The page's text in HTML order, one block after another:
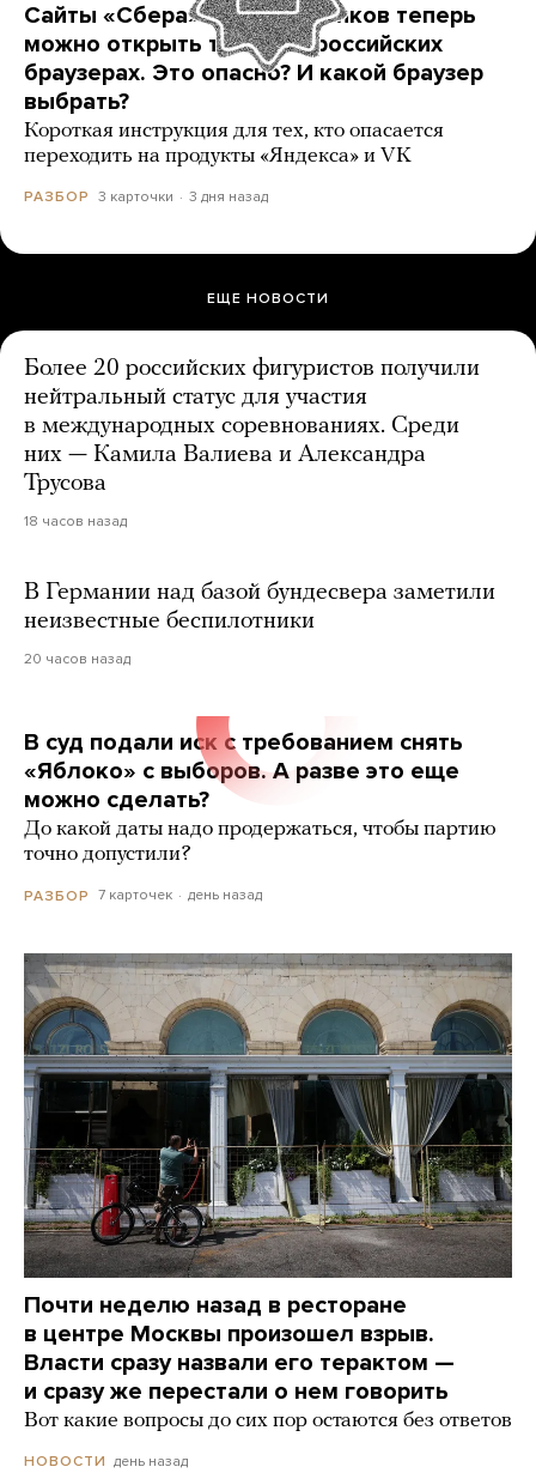
Сайты «Сбера» и других банков теперь
можно открыть только в российских
браузерах. Это опасно? И какой браузер
выбрать?
Короткая инструкция для тех, кто опасается
переходить на продукты «Яндекса» и VK
РАЗБОР 3 карточки 3 дня назад
ЕЩЕ НОВОСТИ
Более 20 российских фигуристов получили
нейтральный статус для участия
в международных соревнованиях. Среди
них — Камила Валиева и Александра
Трусова
18 часов назад
В Германии над базой бундесвера заметили
неизвестные беспилотники
20 часов назад
В суд подали иск с требованием снять
«Яблоко» с выборов. А разве это еще
можно сделать?
До какой даты надо продержаться, чтобы партию
точно допустили?
РАЗБОР 7 карточек день назад
Почти неделю назад в ресторане
в центре Москвы произошел взрыв.
Власти сразу назвали его терактом —
и сразу же перестали о нем говорить
Вот какие вопросы до сих пор остаются без ответов
НОВОСТИ день назад